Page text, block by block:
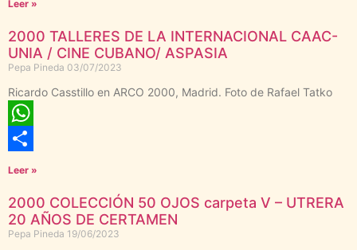
Leer »
2000 TALLERES DE LA INTERNACIONAL CAAC-
UNIA / CINE CUBANO/ ASPASIA
Pepa Pineda 03/07/2023
Ricardo Casstillo en ARCO 2000, Madrid. Foto de Rafael Tatko
WhatsApp
Compartir
Leer »
2000 COLECCIÓN 50 OJOS carpeta V – UTRERA
20 AÑOS DE CERTAMEN
Pepa Pineda 19/06/2023